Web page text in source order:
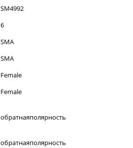
SM4992
6
SMA
SMA
Female
Female
обратнаяполярность
обратнаяполярность